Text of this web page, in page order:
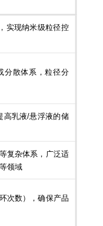
实现纳米级粒径控
分散体系，粒径分
高乳液/悬浮液的储
复杂体系，广泛适
领域
次数），确保产品